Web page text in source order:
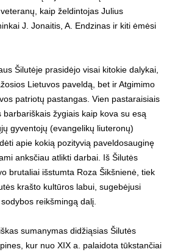
kaip želdintojas Julius
J. Jonaitis, A. Endzinas ir kiti ėmėsi
Šilutėje prasidėjo visai kitokie dalykai,
Lietuvos paveldą, bet ir Atgimimo
patriotų pastangas. Vien pastaraisiais
barbariškais žygiais kaip kova su esą
gyventojų (evangelikų liuteronų)
apie kokią pozityvią paveldosauginę
anksčiau atlikti darbai. Iš Šilutės
brutaliai išstumta Roza Šikšnienė, tiek
krašto kultūros labui, sugebėjusi
reikšmingą dalį.
sumanymas didžiąsias Šilutės
kur nuo XIX a. palaidota tūkstančiai